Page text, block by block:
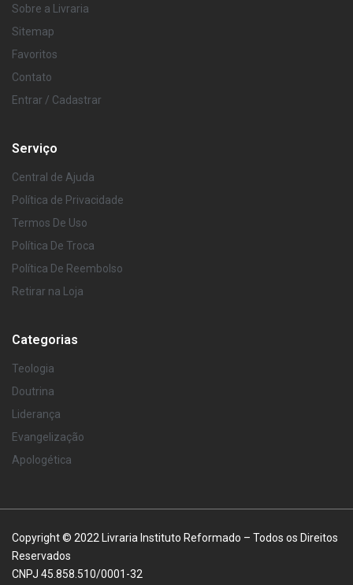
Sobre a Livraria
Sitemap
Favoritos
Contato
Entrar / Cadastrar
Serviço
Central de Ajuda
Política de Privacidade
Termos De Uso
Política De Troca
Política De Reembolso
Retirar na Loja
Categorias
Teologia
Doutrina
Liderança
Evangelização
Apologética
Copyright © 2022 Livraria Instituto Reformado – Todos os Direitos
Reservados
CNPJ 45.858.510/0001-32